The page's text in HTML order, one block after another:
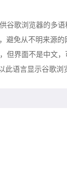
谷歌浏览器的多
免从不明来源
但界面不是中文
此语言显示谷歌浏